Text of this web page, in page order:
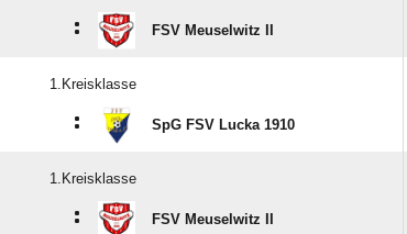
: FSV Meuselwitz II
1.Kreisklasse
: SpG FSV Lucka 1910
1.Kreisklasse
: FSV Meuselwitz II